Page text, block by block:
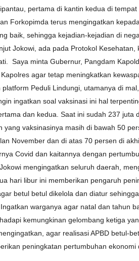
pertama di kantin kedua di
Forkopimda terus mengingatkan
baik, sehingga kejadian-kejadian di
Jokowi, ada pada Protokol
Saya minta Gubernur, Pangdam
agar tetap meningkatkan
platform Peduli Lindungi, utamanya di
ingatkan soal vaksinasi ini hal
dan kedua. Saat ini sudah 237
yang vaksinasinya masih di bawah 50
November dan di atas 70 persen di
Covid dan kaitannya dengan
mengingatkan seluruh daerah,
hari libur ini memberikan pengaruh
betul betul dikelola dan diatur
warganya agar natal dan tahun
kemungkinan gelombang ketiga
agar realisasi APBD betul-
peningkatan pertumbuhan ekonomi